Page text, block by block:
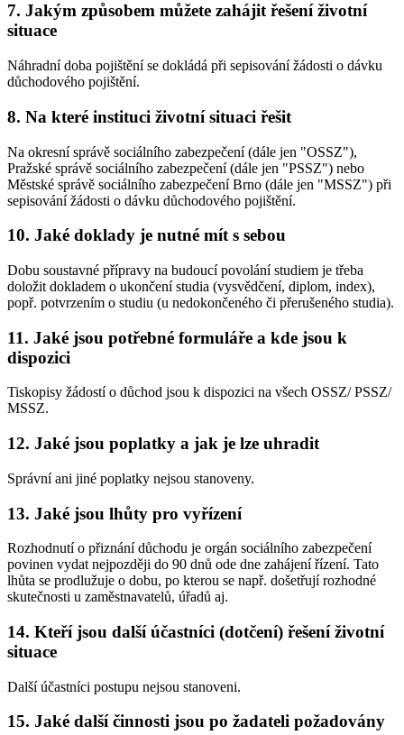
7. Jakým způsobem můžete zahájit řešení životní
situace
Náhradní doba pojištění se dokládá při sepisování žádosti o dávku
důchodového pojištění.
8. Na které instituci životní situaci řešit
Na okresní správě sociálního zabezpečení (dále jen "OSSZ"),
Pražské správě sociálního zabezpečení (dále jen "PSSZ") nebo
Městské správě sociálního zabezpečení Brno (dále jen "MSSZ") při
sepisování žádosti o dávku důchodového pojištění.
10. Jaké doklady je nutné mít s sebou
Dobu soustavné přípravy na budoucí povolání studiem je třeba
doložit dokladem o ukončení studia (vysvědčení, diplom, index),
popř. potvrzením o studiu (u nedokončeného či přerušeného studia).
11. Jaké jsou potřebné formuláře a kde jsou k
dispozici
Tiskopisy žádostí o důchod jsou k dispozici na všech OSSZ/ PSSZ/
MSSZ.
12. Jaké jsou poplatky a jak je lze uhradit
Správní ani jiné poplatky nejsou stanoveny.
13. Jaké jsou lhůty pro vyřízení
Rozhodnutí o přiznání důchodu je orgán sociálního zabezpečení
povinen vydat nejpozději do 90 dnů ode dne zahájení řízení. Tato
lhůta se prodlužuje o dobu, po kterou se např. došetřují rozhodné
skutečnosti u zaměstnavatelů, úřadů aj.
14. Kteří jsou další účastníci (dotčení) řešení životní
situace
Další účastníci postupu nejsou stanoveni.
15. Jaké další činnosti jsou po žadateli požadovány